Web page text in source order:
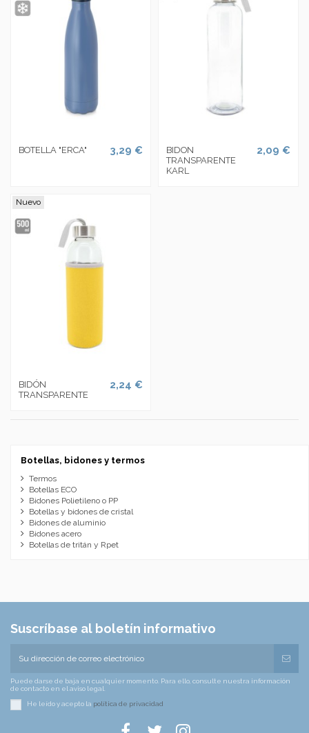
BOTELLA "ERCA" 3,29 €
BIDON
TRANSPARENTE
KARL
2,09 €
Nuevo
BIDÓN
TRANSPARENTE
2,24 €
Botellas, bidones y termos
Termos
Botellas ECO
Bidones Polietileno o PP
Botellas y bidones de cristal
Bidones de aluminio
Bidones acero
Botellas de tritán y Rpet
Suscríbase al boletín informativo
Puede darse de baja en cualquier momento. Para ello, consulte nuestra información
de contacto en el aviso legal.
He leído y acepto la política de privacidad